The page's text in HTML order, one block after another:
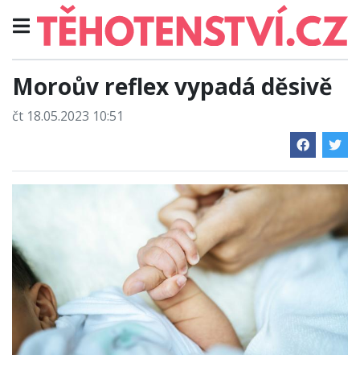
Moroův reflex vypadá děsivě
čt 18.05.2023 10:51